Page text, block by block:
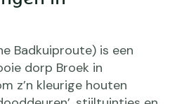
Badkuiproute) is een
dorp Broek in
z’n kleurige houten